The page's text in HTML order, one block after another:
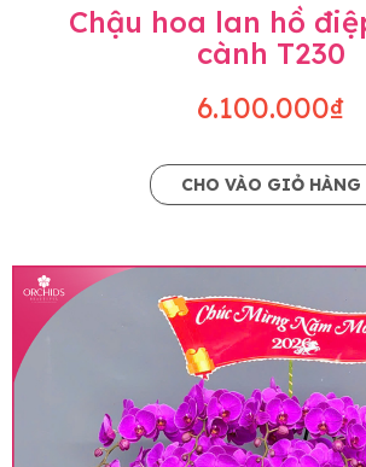
Chậu hoa lan hồ
cành T230
6.100.000₫
CHO VÀO GIỎ HÀNG